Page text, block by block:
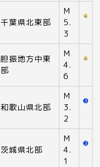
千葉県北東部
M
5.
3
胆振地方中東
部
M
4.
6
和歌山県北部
M
3.
2
茨城県北部
M
4.
1